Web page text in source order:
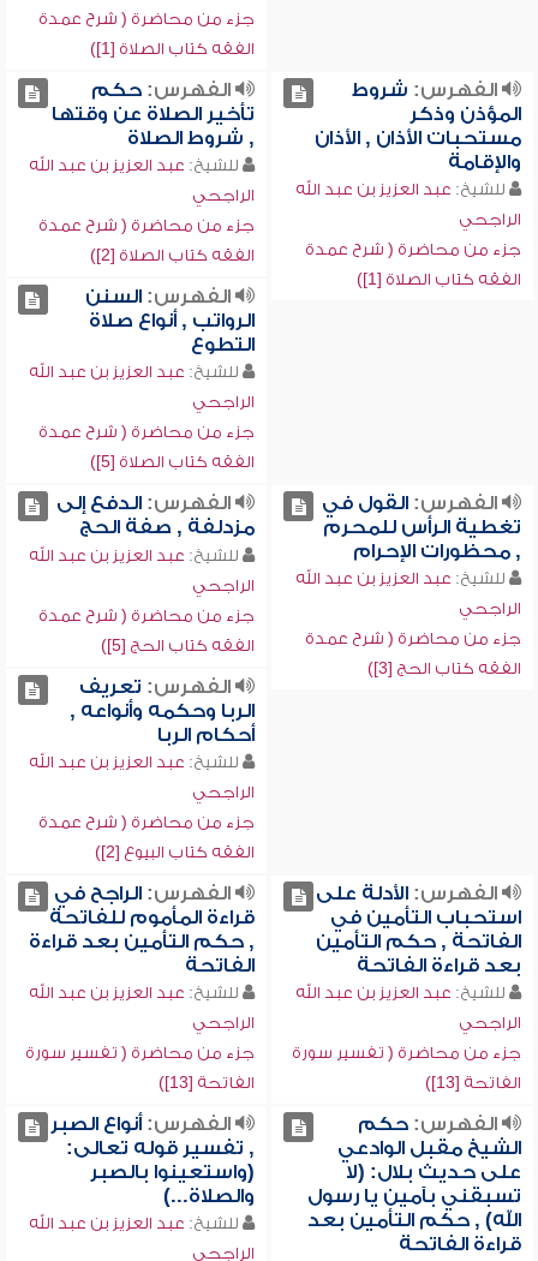
جزء من محاضرة ( شرح عمدة
الفقه كتاب الصلاة [1])
الفهرس: شروط
المؤذن وذكر
مستحبات الأذان , الأذان
والإقامة
للشيخ: عبد العزيز بن عبد الله
الراجحي
جزء من محاضرة ( شرح عمدة
الفقه كتاب الصلاة [1])
الفهرس:حكم
تأخير الصلاة عن وقتها
, شروط الصلاة
للشيخ: عبد العزيز بن عبد الله
الراجحي
جزء من محاضرة ( شرح عمدة
الفقه كتاب الصلاة [2])
الفهرس:السنن
الرواتب , أنواع صلاة
التطوع
للشيخ: عبد العزيز بن عبد الله
الراجحي
جزء من محاضرة ( شرح عمدة
الفقه كتاب الصلاة [5])
الفهرس:القول في
تغطية الرأس للمحرم
, محظورات الإحرام
للشيخ: عبد العزيز بن عبد الله
الراجحي
جزء من محاضرة ( شرح عمدة
الفقه كتاب الحج [3])
الفهرس:الدفع إلى
مزدلفة , صفة الحج
للشيخ: عبد العزيز بن عبد الله
الراجحي
جزء من محاضرة ( شرح عمدة
الفقه كتاب الحج [5])
الفهرس: تعريف
الربا وحكمه وأنواعه ,
أحكام الربا
للشيخ: عبد العزيز بن عبد الله
الراجحي
جزء من محاضرة ( شرح عمدة
الفقه كتاب البيوع [2])
الفهرس:الأدلة على
استحباب التأمين في
الفاتحة , حكم التأمين
بعد قراءة الفاتحة
للشيخ: عبد العزيز بن عبد الله
الراجحي
جزء من محاضرة ( تفسير سورة
الفاتحة [13])
الفهرس:الراجح في
قراءة المأموم للفاتحة
, حكم التأمين بعد قراءة
الفاتحة
للشيخ: عبد العزيز بن عبد الله
الراجحي
جزء من محاضرة ( تفسير سورة
الفاتحة [13])
الفهرس:حكم
الشيخ مقبل الوادعي
على حديث بلال: (لا
تسبقني بآمين يا رسول
الله) , حكم التأمين بعد
قراءة الفاتحة
الفهرس:أنواع الصبر
, تفسير قوله تعالى:
(واستعينوا بالصبر
والصلاة...)
للشيخ: عبد العزيز بن عبد الله
الراجحي